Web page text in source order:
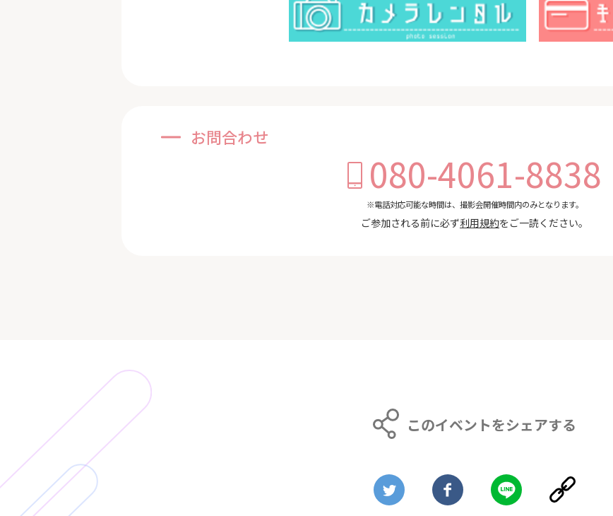
お問合わせ
080-4061-8838
※電話対応可能な時間は、撮影会開催時間内のみとなります。
ご参加される前に必ず利用規約をご一読ください。
このイベントをシェアする